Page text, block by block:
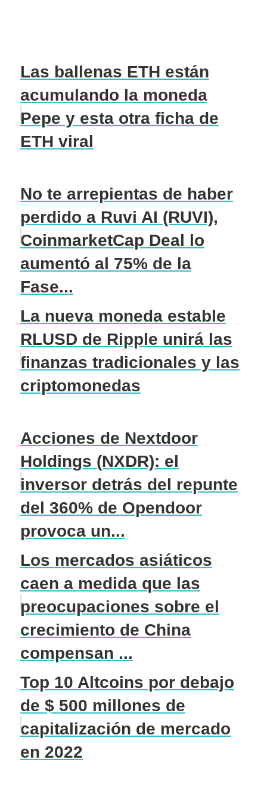
Las ballenas ETH están
acumulando la moneda
Pepe y esta otra ficha de
ETH viral
No te arrepientas de haber
perdido a Ruvi AI (RUVI),
CoinmarketCap Deal lo
aumentó al 75% de la
Fase...
La nueva moneda estable
RLUSD de Ripple unirá las
finanzas tradicionales y las
criptomonedas
Acciones de Nextdoor
Holdings (NXDR): el
inversor detrás del repunte
del 360% de Opendoor
provoca un...
Los mercados asiáticos
caen a medida que las
preocupaciones sobre el
crecimiento de China
compensan ...
Top 10 Altcoins por debajo
de $ 500 millones de
capitalización de mercado
en 2022